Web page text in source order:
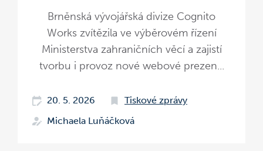
Brněnská vývojářská divize Cognito
Works zvítězila ve výběrovém řízení
Ministerstva zahraničních věcí a zajistí
tvorbu i provoz nové webové prezen...
20. 5. 2026
Tiskové zprávy
Michaela Luňáčková